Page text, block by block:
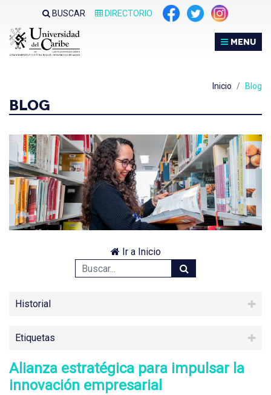
BUSCAR DIRECTORIO
MENU
Inicio Blog
BLOG
Ir a Inicio
Historial
Etiquetas
Alianza estratégica para impulsar la
innovación empresarial